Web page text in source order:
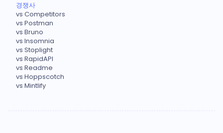
경쟁사
vs Competitors
vs Postman
vs Bruno
vs Insomnia
vs Stoplight
vs RapidAPI
vs Readme
vs Hoppscotch
vs Mintlify